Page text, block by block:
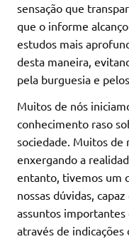
sensação que
que o informe
estudos mais
desta maneira,
pela burguesia e
Muitos de nós
conhecimento raso
sociedade. Muitos de
enxergando a
entanto, tivemos um
nossas dúvidas,
assuntos importantes
através de indicações